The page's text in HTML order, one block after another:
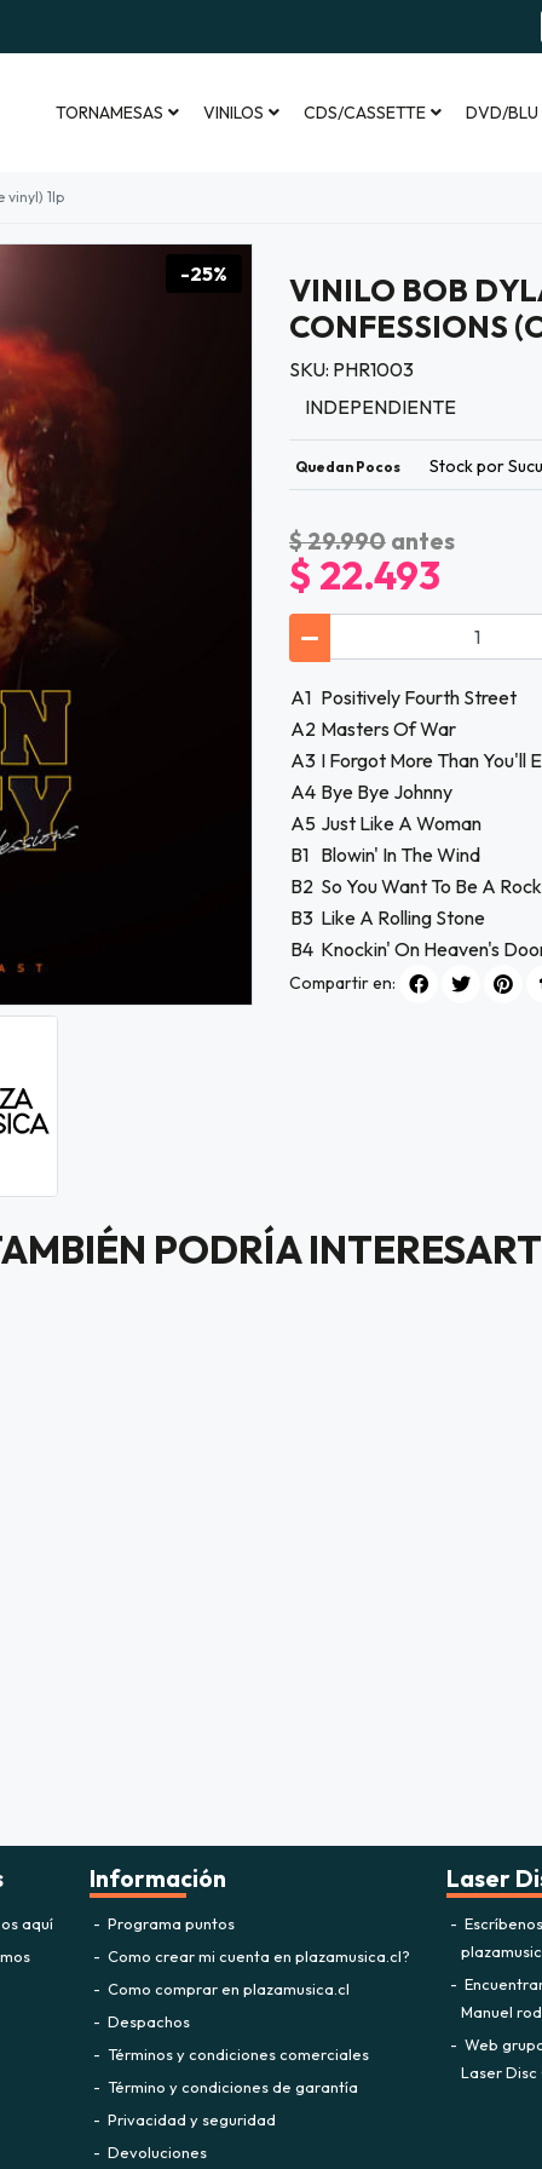
TORNAMESAS VINILOS CDS/CASSETTE DVD/BLU
vinyl) 1lp
-25%
VINILO BOB
CONFESSIONS
SKU: PHR1003
INDEPENDIENTE
Quedan Pocos Stock por
$ 29.990 antes
$ 22.493
A1 Positively Fourth Street
A2 Masters Of War
A3 I Forgot More Than You'll
A4 Bye Bye Johnny
A5 Just Like A Woman
B1 Blowin' In The Wind
B2 So You Want To Be A
B3 Like A Rolling Stone
B4 Knockin' On Heaven's
Compartir en:
PODRÍA
aquí
Información
Programa puntos
Como crear mi cuenta en plazamusica.cl?
Como comprar en plazamusica.cl
Despachos
Términos y condiciones comerciales
Término y condiciones de garantía
Privacidad y seguridad
Devoluciones
Laser
Manuel
Web
Laser Disc